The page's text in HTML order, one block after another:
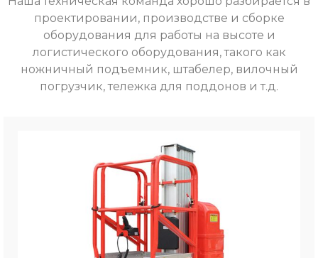
проектировании, производстве и сборке
оборудования для работы на высоте и
логистического оборудования, такого как
ножничный подъемник, штабелер, вилочный
погрузчик, тележка для поддонов и т.д.